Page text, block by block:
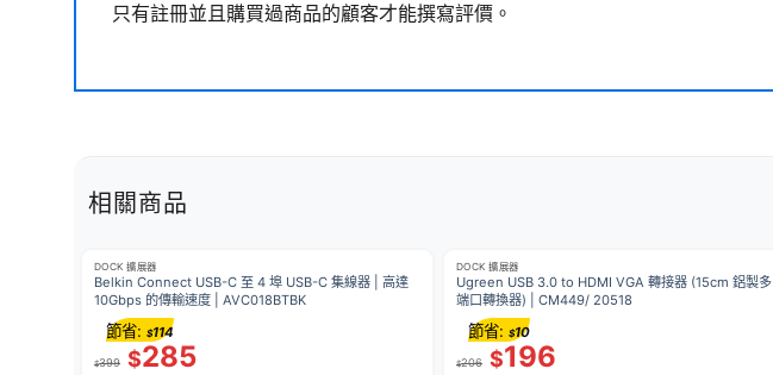
只有註冊並且購買過商品的顧客才能撰寫評價。
相關商品
DOCK 擴展器
Belkin Connect USB-C 至 4 埠 USB-C 集線器 | 高達
10Gbps 的傳輸速度 | AVC018BTBK
$399 $285
節省: $114
DOCK 擴展器
Ugreen USB 3.0 to HDMI VGA 轉接器 (15cm 鋁製多
端口轉換器) | CM449/ 20518
$206 $196
節省: $10